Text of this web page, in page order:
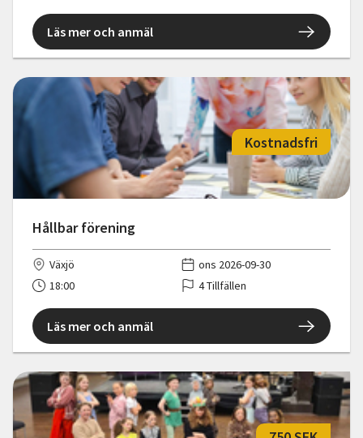
Läs mer och anmäl
Hållbar förening
Kostnadsfri
Växjö
ons 2026-09-30
18:00
4 Tillfällen
Läs mer och anmäl